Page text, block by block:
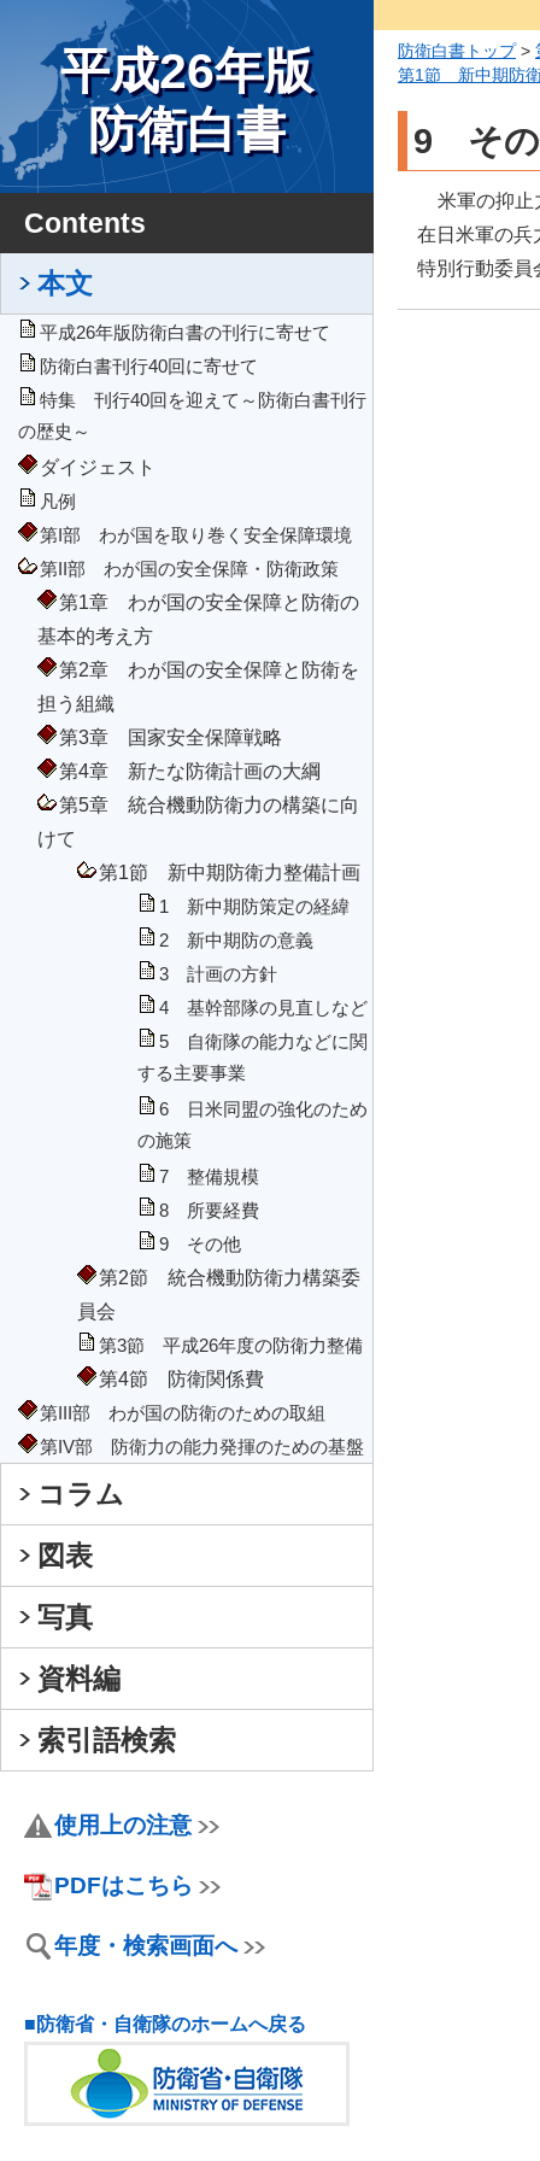
平成26年版
防衛白書
Contents
本文
平成26年版防衛白書の刊行に寄せて
防衛白書刊行40回に寄せて
特集 刊行40回を迎えて～防衛白書刊行
の歴史～
ダイジェスト
凡例
第I部 わが国を取り巻く安全保障環境
第II部 わが国の安全保障・防衛政策
第1章 わが国の安全保障と防衛の
基本的考え方
第2章 わが国の安全保障と防衛を
担う組織
第3章 国家安全保障戦略
第4章 新たな防衛計画の大綱
第5章 統合機動防衛力の構築に向
けて
第1節 新中期防衛力整備計画
1 新中期防策定の経緯
2 新中期防の意義
3 計画の方針
4 基幹部隊の見直しなど
5 自衛隊の能力などに関
する主要事業
6 日米同盟の強化のため
の施策
7 整備規模
8 所要経費
9 その他
第2節 統合機動防衛力構築委
員会
第3節 平成26年度の防衛力整備
第4節 防衛関係費
第III部 わが国の防衛のための取組
第IV部 防衛力の能力発揮のための基盤
コラム
図表
写真
資料編
索引語検索
使用上の注意
PDFはこちら
年度・検索画面へ
■防衛省・自衛隊のホームへ戻る
防衛白書トップ>
第1節 新中期防
9 そ
米軍の抑止
在日米軍の兵
特別行動委員